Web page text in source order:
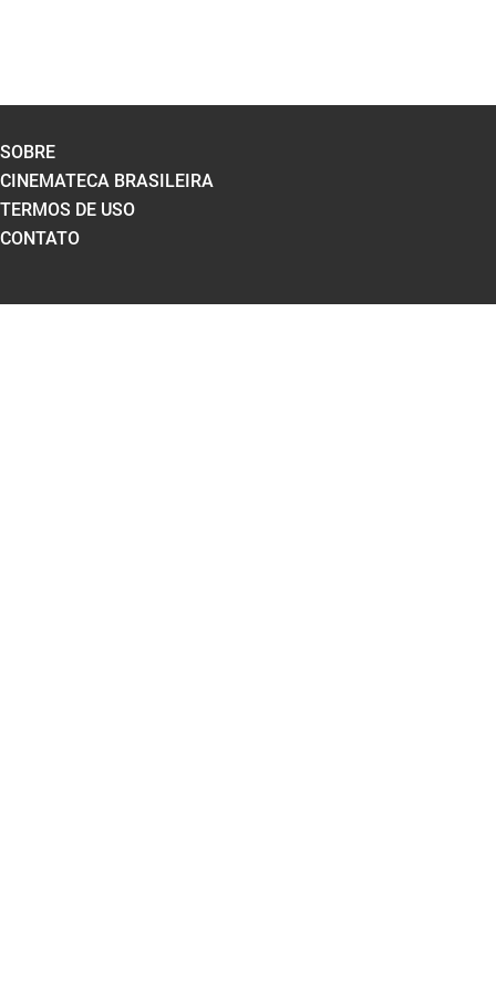
SOBRE
CINEMATECA BRASILEIRA
TERMOS DE USO
CONTATO